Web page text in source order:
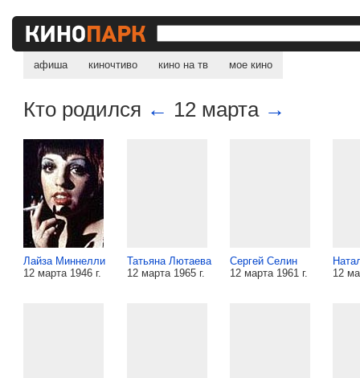
афиша киночтиво кино на тв мое кино
Кто родился ← 12 марта →
Лайза Миннелли
12 марта 1946 г.
Татьяна Лютаева
12 марта 1965 г.
Сергей Селин
12 марта 1961 г.
12